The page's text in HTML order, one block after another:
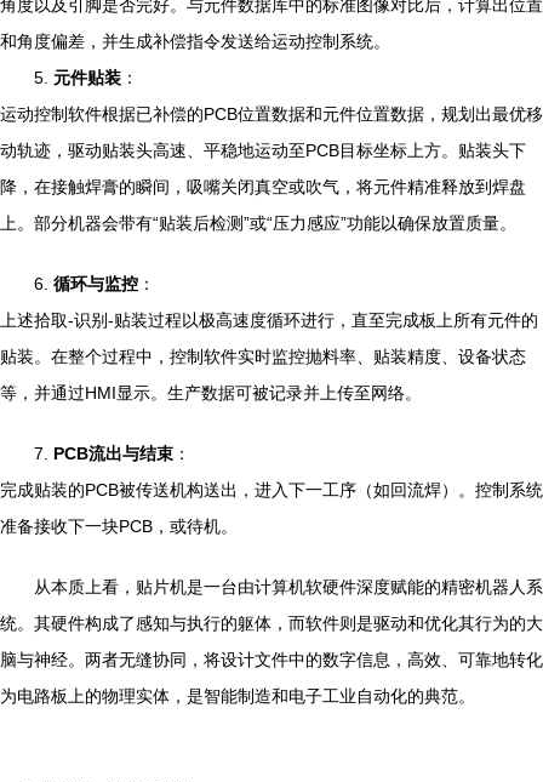
角度以及引脚是否完好。与元件数据库中的标准图像对比后，计算出位置
和角度偏差，并生成补偿指令发送给运动控制系统。
5. 元件贴装 ：
运动控制软件根据已补偿的PCB位置数据和元件位置数据，规划出最优移
动轨迹，驱动贴装头高速、平稳地运动至PCB目标坐标上方。贴装头下
降，在接触焊膏的瞬间，吸嘴关闭真空或吹气，将元件精准释放到焊盘
上。部分机器会带有“贴装后检测”或“压力感应”功能以确保放置质量。
6. 循环与监控 ：
上述拾取-识别-贴装过程以极高速度循环进行，直至完成板上所有元件的
贴装。在整个过程中，控制软件实时监控抛料率、贴装精度、设备状态
等，并通过HMI显示。生产数据可被记录并上传至网络。
7. PCB流出与结束 ：
完成贴装的PCB被传送机构送出，进入下一工序（如回流焊）。控制系统
准备接收下一块PCB，或待机。
从本质上看，贴片机是一台由计算机软硬件深度赋能的精密机器人系
统。其硬件构成了感知与执行的躯体，而软件则是驱动和优化其行为的大
脑与神经。两者无缝协同，将设计文件中的数字信息，高效、可靠地转化
为电路板上的物理实体，是智能制造和电子工业自动化的典范。